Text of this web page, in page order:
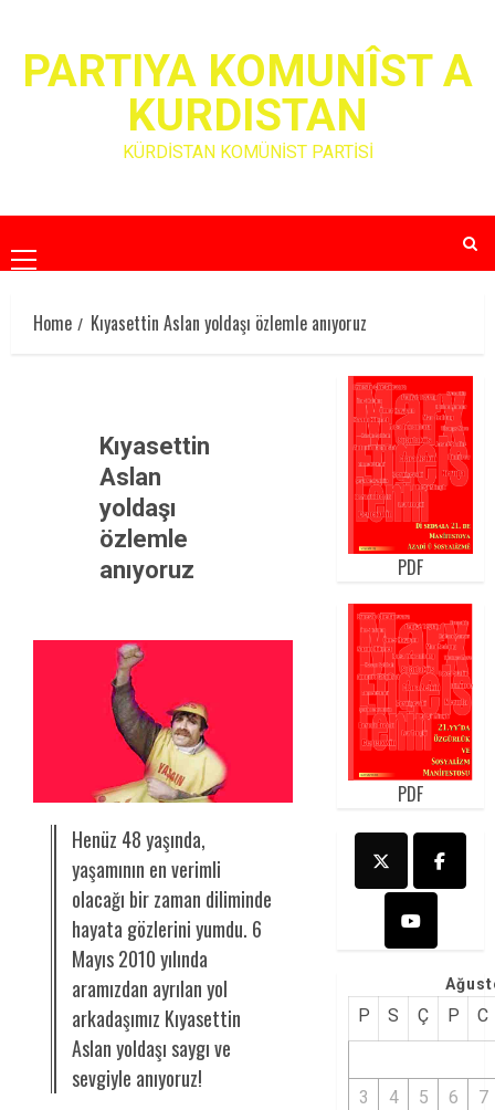
contentPARTIYA KOMUNÎST A
KURDISTAN
KÜRDİSTAN KOMÜNİST PARTİSİ
Primary
Menu
Home
Kıyasettin Aslan yoldaşı özlemle anıyoruz
Kıyasettin
Aslan
yoldaşı
özlemle
anıyoruz
Henüz 48 yaşında,
yaşamının en verimli
olacağı bir zaman diliminde
hayata gözlerini yumdu. 6
Mayıs 2010 yılında
aramızdan ayrılan yol
arkadaşımız Kıyasettin
Aslan yoldaşı saygı ve
sevgiyle anıyoruz!
PDF
PDF
P S Ç P C
3 4 5 6
7